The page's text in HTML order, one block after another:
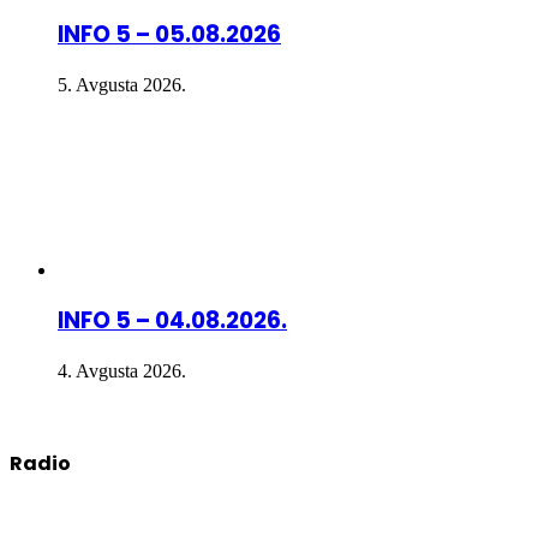
INFO 5 – 05.08.2026
5. Avgusta 2026.
INFO 5 – 04.08.2026.
4. Avgusta 2026.
Radio